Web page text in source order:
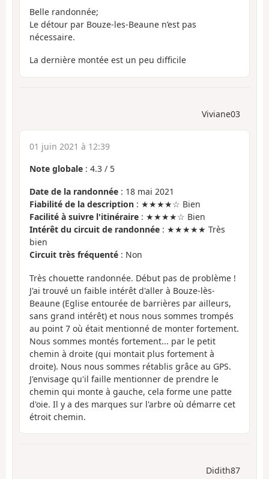
Belle randonnée;
Le détour par Bouze-les-Beaune n’est pas
nécessaire.
La dernière montée est un peu difficile
Viviane03
01 juin 2021 à 12:39
Note globale : 4.3 / 5
Date de la randonnée : 18 mai 2021
Fiabilité de la description : ★★★★☆ Bien
Facilité à suivre l'itinéraire : ★★★★☆ Bien
Intérêt du circuit de randonnée : ★★★★★ Très
bien
Circuit très fréquenté : Non
Très chouette randonnée. Début pas de problème !
J'ai trouvé un faible intérêt d'aller à Bouze-lès-
Beaune (Eglise entourée de barrières par ailleurs,
sans grand intérêt) et nous nous sommes trompés
au point 7 où était mentionné de monter fortement.
Nous sommes montés fortement... par le petit
chemin à droite (qui montait plus fortement à
droite). Nous nous sommes rétablis grâce au GPS.
J'envisage qu'il faille mentionner de prendre le
chemin qui monte à gauche, cela forme une patte
d'oie. Il y a des marques sur l'arbre où démarre cet
étroit chemin.
Didith87